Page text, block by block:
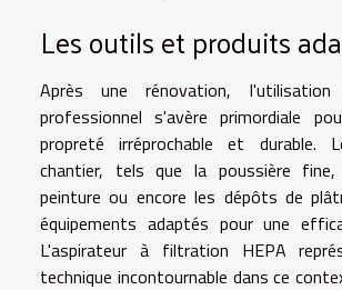
Les outils et produits
Après une rénovation,
professionnel s'avère primordiale
propreté irréprochable et durable.
chantier, tels que la poussière
peinture ou encore les dépôts de
équipements adaptés pour une
L'aspirateur à filtration HEPA
technique incontournable dans ce